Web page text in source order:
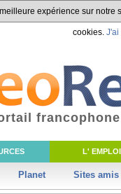
expérience sur
cookies. J'ai
L' EMPLOI
Planet Sites amis